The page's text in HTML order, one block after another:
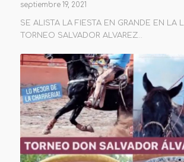
septiembre 19, 2021
SE ALISTA LA FIESTA EN GRANDE EN LA
TORNEO SALVADOR ALVAREZ…